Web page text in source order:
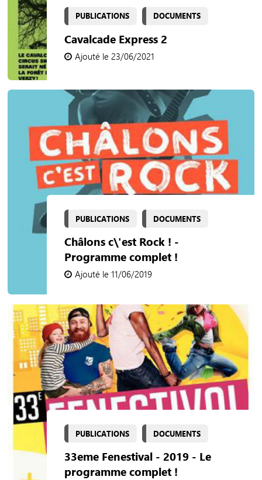
PUBLICATIONS DOCUMENTS
Cavalcade Express 2
Ajouté le 23/06/2021
PUBLICATIONS DOCUMENTS
Châlons c\'est Rock ! -
Programme complet !
Ajouté le 11/06/2019
PUBLICATIONS DOCUMENTS
33eme Fenestival - 2019 - Le
programme complet !